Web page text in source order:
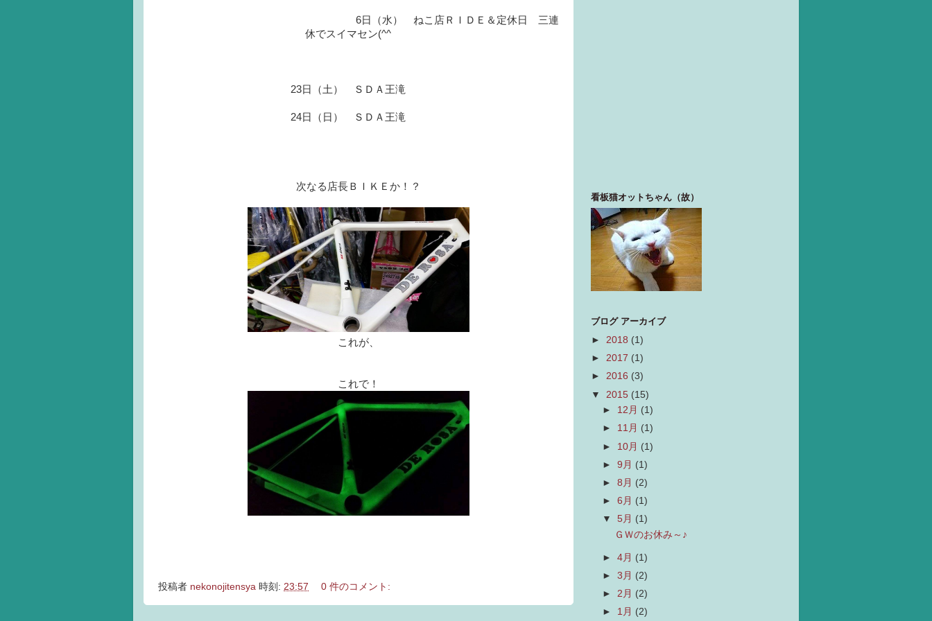
6日（水） ねこ店ＲＩＤＥ＆定休日 三連
休でスイマセン(^^ゞ
23日（土） ＳＤＡ王滝
24日（日） ＳＤＡ王滝
次なる店長ＢＩＫＥか！？
これが、
これで！
投稿者 nekonojitensya 時刻: 23:57 0 件のコメント:
看板猫オットちゃん（故）
ブログ アーカイブ
► 2018 (1)
► 2017 (1)
► 2016 (3)
▼ 2015 (15)
► 12月 (1)
► 11月 (1)
► 10月 (1)
►9月 (1)
►8月 (2)
►6月 (1)
▼5月 (1)
ＧＷのお休み～♪
►4月 (1)
►3月 (2)
► 2月 (2)
► 1月 (2)